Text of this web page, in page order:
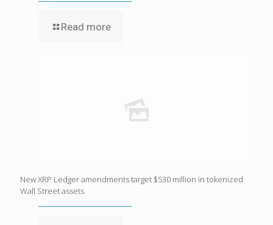
Read more
New XRP Ledger amendments target $530 million in tokenized
Wall Street assets